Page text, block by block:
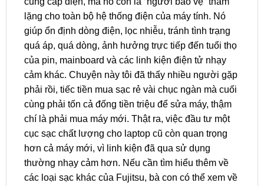
lặng cho toàn bộ hệ thống điện của máy tính. Nó
giúp ổn định dòng điện, lọc nhiễu, tránh tình trạng
quá áp, quá dòng, ảnh hưởng trực tiếp đến tuổi thọ
của pin, mainboard và các linh kiện điện tử nhạy
cảm khác. Chuyện này tôi đã thấy nhiều người gặp
phải rồi, tiếc tiền mua sạc rẻ vài chục ngàn mà cuối
cùng phải tốn cả đống tiền triệu để sửa máy, thậm
chí là phải mua máy mới. Thật ra, việc đầu tư một
cục sạc chất lượng cho laptop cũ còn quan trọng
hơn cả máy mới, vì linh kiện đã qua sử dụng
thường nhạy cảm hơn. Nếu cần tìm hiểu thêm về
các loại sạc khác của Fujitsu, bà con có thể xem về